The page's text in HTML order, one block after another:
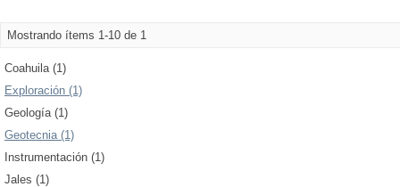
Mostrando ítems 1-10 de 1
Coahuila (1)
Exploración (1)
Geología (1)
Geotecnia (1)
Instrumentación (1)
Jales (1)